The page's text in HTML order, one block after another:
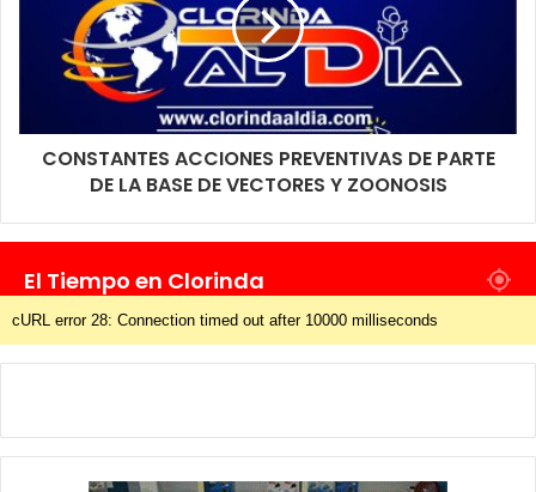
CONSTANTES ACCIONES PREVENTIVAS DE PARTE
DE LA BASE DE VECTORES Y ZOONOSIS
El Tiempo en Clorinda
cURL error 28: Connection timed out after 10000 milliseconds